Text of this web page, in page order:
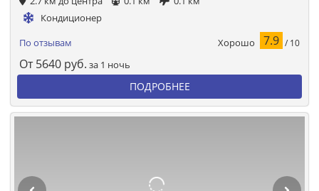
Кондиционер
По отзывам Хорошо 7.9 / 10
От 5640 руб. за 1 ночь
ПОДРОБНЕЕ